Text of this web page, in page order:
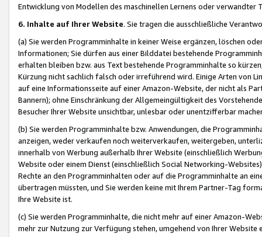
Entwicklung von Modellen des maschinellen Lernens oder
6. Inhalte auf Ihrer Website. Sie tragen die ausschließliche
(a) Sie werden Programminhalte in keiner Weise ergänzen, löschen
Informationen; Sie dürfen aus einer Bilddatei bestehende
erhalten bleiben bzw. aus Text bestehende Programminhalte so
Kürzung nicht sachlich falsch oder irreführend wird. Einige Arten von
auf eine Informationsseite auf einer Amazon-Website, der nicht als
Bannern); ohne Einschränkung der Allgemeingültigkeit des
Besucher Ihrer Website unsichtbar, unlesbar oder unentzifferbar
(b) Sie werden Programminhalte bzw. Anwendungen, die
anzeigen, weder verkaufen noch weiterverkaufen, weitergeben,
innerhalb von Werbung außerhalb Ihrer Website (einschließlich
Website oder einem Dienst (einschließlich Social Networking-
Rechte an den Programminhalten oder auf die Programminhalte an
übertragen müssten, und Sie werden keine mit Ihrem Partner-Tag
Ihre Website ist.
(c) Sie werden Programminhalte, die nicht mehr auf einer Amazon-
mehr zur Nutzung zur Verfügung stehen, umgehend von Ihrer